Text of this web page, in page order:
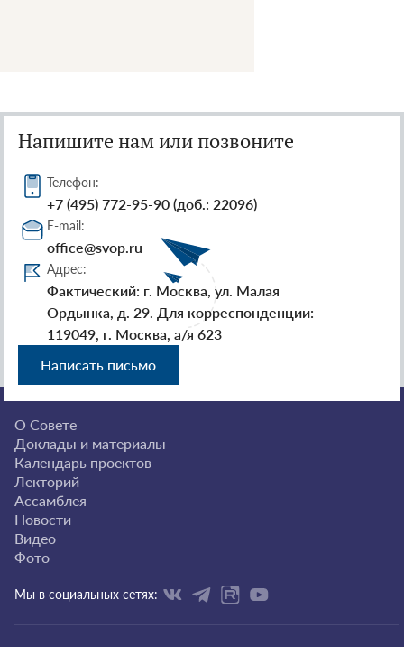
Напишите нам или позвоните
Телефон:
+7 (495) 772-95-90 (доб.: 22096)
E-mail:
office@svop.ru
Адрес:
Фактический: г. Москва, ул. Малая
Ордынка, д. 29. Для корреспонденции:
119049, г. Москва, а/я 623
Написать письмо
О Совете
Доклады и материалы
Календарь проектов
Лекторий
Ассамблея
Новости
Видео
Фото
Мы в социальных сетях: